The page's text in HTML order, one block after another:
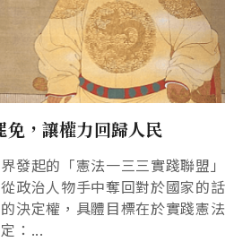
免，讓權力回歸人民
發起的「憲法一三三實踐聯盟
政治人物手中奪回對於國家的
決定權，具體目標在於實踐憲
：...